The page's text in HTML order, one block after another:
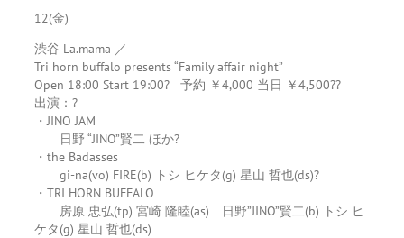
12(金)
渋谷 La.mama ／
Tri horn buffalo presents “Family affair night”
Open 18:00 Start 19:00? 予約 ￥4,000 当日 ￥4,500??
出演：?
・JINO JAM
日野 “JINO”賢二 ほか?
・the Badasses
gi-na(vo) FIRE(b) トシ ヒケタ(g) 星山 哲也(ds)?
・TRI HORN BUFFALO
房原 忠弘(tp) 宮崎 隆睦(as) 日野”JINO”賢二(b) トシ ヒ
ケタ(g) 星山 哲也(ds)